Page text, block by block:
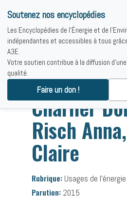
Bibliographies -
Charlier
Risch
Claire
Rubrique: Usages de l’énergie
Parution: 2015
Soutenez nos encyclopédies
Les Encyclopédies de l'Énergie et de
indépendantes et accessibles à tous
A3E.
Votre soutien contribue à la diffusion
qualité.
Faire un don !